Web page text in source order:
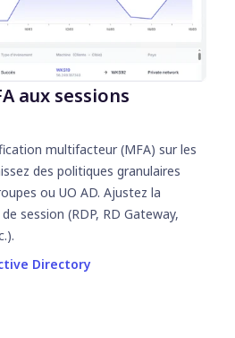
aux sessions
multifacteur (MFA) sur les
des politiques granulaires
ou UO AD. Ajustez la
session (RDP, RD Gateway,
Directory